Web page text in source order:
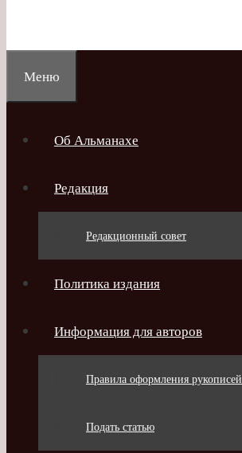
Меню
Об Альманахе
Редакция
Редакционный совет
Политика издания
Информация для авторов
Правила оформления рукописей
Подать статью